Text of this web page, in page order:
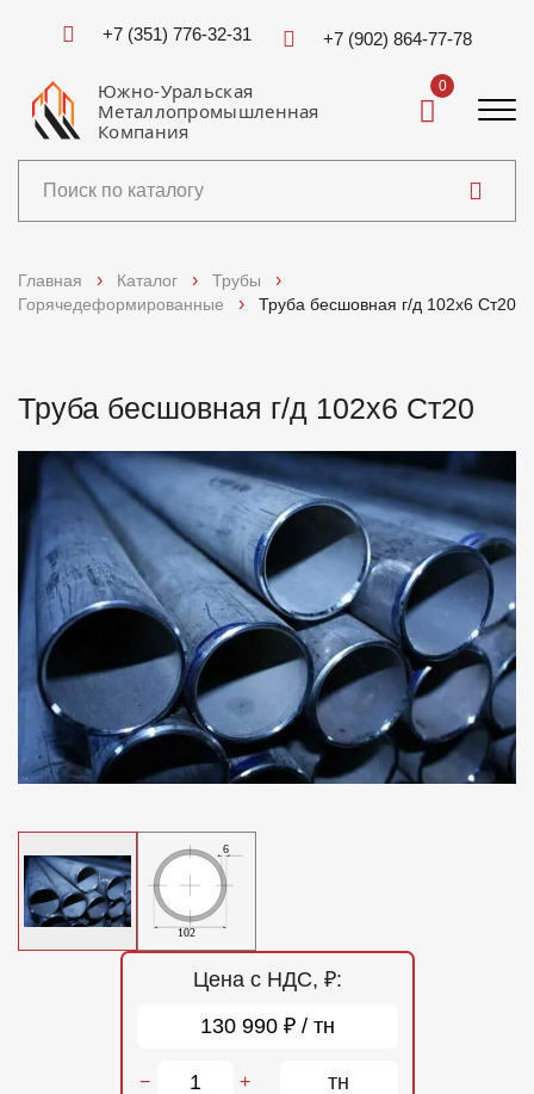
+7 (351) 776-32-31 +7 (902) 864-77-78
Южно-Уральская
Металлопромышленная
Компания
0
О компании
Отзывы
Контакты
Главная Каталог
Трубы
Горячедеформированные
Труба бесшовная г/д 102х6 Ст20
Труба бесшовная г/д 102х6 Ст20
Цена с НДС, ₽:
130 990 ₽ / тн
− + тн